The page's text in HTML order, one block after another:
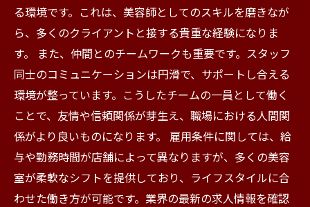
る環境です。これは、美容師としてのスキルを磨きなが
ら、多くのクライアントと接する貴重な経験になりま
す。 また、仲間とのチームワークも重要です。スタッフ
同士のコミュニケーションは円滑で、サポートし合える
環境が整っています。こうしたチームの一員として働く
ことで、友情や信頼関係が芽生え、職場における人間関
係がより良いものになります。 雇用条件に関しては、給
与や勤務時間が店舗によって異なりますが、多くの美容
室が柔軟なシフトを提供しており、ライフスタイルに合
わせた働き方が可能です。業界の最新の求人情報を確認